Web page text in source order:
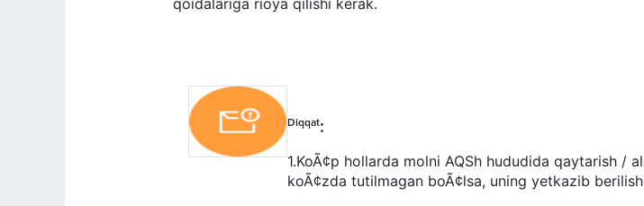
qoidalariga rioya qilishi kerak.
Diqqat:
1.KoÃ¢p hollarda molni AQSh hududida
koÃ¢zda tutilmagan boÃ¢lsa, uning yetkazib